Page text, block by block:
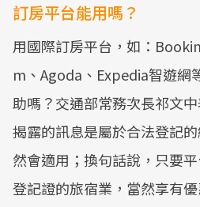
訂房平台能用嗎？
用國際訂房平台，如：
m、Agoda、Expedia智遊網
助嗎？交通部常務次長祁文
揭露的訊息是屬於合法登記
然會適用；換句話說，只要
登記證的旅宿業，當然享有優